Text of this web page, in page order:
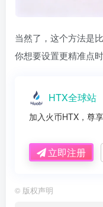
当然了，这个方法是
你想要设置更精准点
HTX全球站
加入火币HTX，尊
立即注册
© 版权声明